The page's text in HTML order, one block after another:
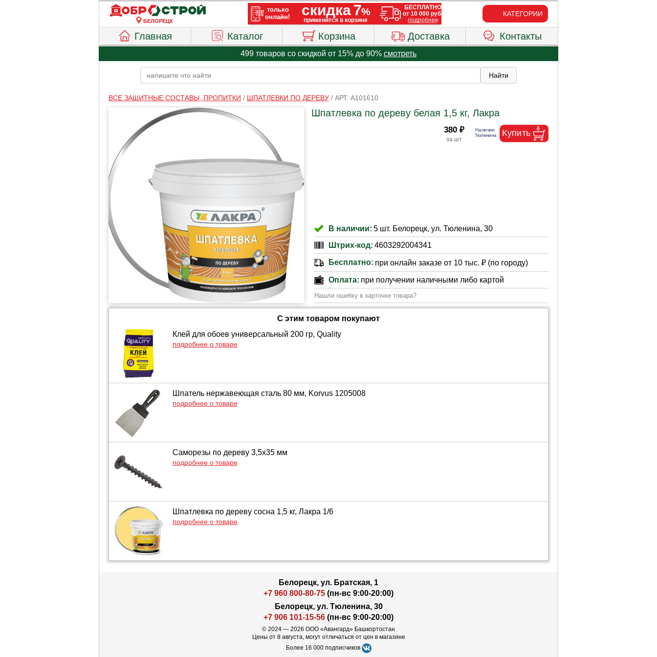
БЕЛОРЕЦК
КАТЕГОРИИ
Главная Каталог Корзина Доставка Контакты
499 товаров со скидкой от 15% до 90% смотреть
ВСЕ ЗАЩИТНЫЕ СОСТАВЫ, ПРОПИТКИ / ШПАТЛЕВКИ ПО ДЕРЕВУ/ АРТ. A101610
Шпатлевка по дереву белая 1,5 кг, Лакра
380 ₽
В наличии: 5 шт. Белорецк, ул. Тюленина, 30
Штрих-код: 4603292004341
Бесплатно: при онлайн заказе от 10 тыс. ₽ (по городу)
Оплата: при получении наличными либо картой
Нашли ошибку в карточке товара?
С этим товаром покупают
Клей для обоев универсальный 200 гр, Quality
подробнее о товаре
Шпатель нержавеющая сталь 80 мм, Korvus 1205008
подробнее о товаре
Саморезы по дереву 3,5х35 мм
подробнее о товаре
Шпатлевка по дереву сосна 1,5 кг, Лакра 1/6
подробнее о товаре
Белорецк, ул. Братская, 1
+7 960 800-80-75 (пн-вс 9:00-20:00)
Белорецк, ул. Тюленина, 30
+7 906 101-15-56 (пн-вс 9:00-20:00)
© 2024 — 2026 ООО «Авангард» Башкортостан
Цены от 8 августа, могут отличаться от цен в магазине
Более 16 000 подписчиков